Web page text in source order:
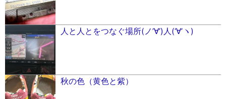
人と人とをつなぐ場所(ノ’∀︎’)人(‘∀︎’ヽ)
秋の色（黄色と紫）